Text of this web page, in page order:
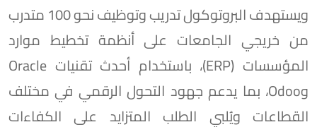
ويستهدف البروتوكول تدريب وتوظيف نحو 100 متدرب
من خريجي الجامعات على أنظمة تخطيط موارد
المؤسسات (ERP)، باستخدام أحدث تقنيات Oracle
وOdoo، بما يدعم جهود التحول الرقمي في مختلف
القطاعات ويُلبي الطلب المتزايد على الكفاءات